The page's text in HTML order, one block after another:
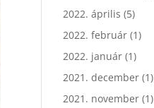
2022. április (5)
2022. február (1)
2022. január (1)
2021. december (1)
2021. november (1)